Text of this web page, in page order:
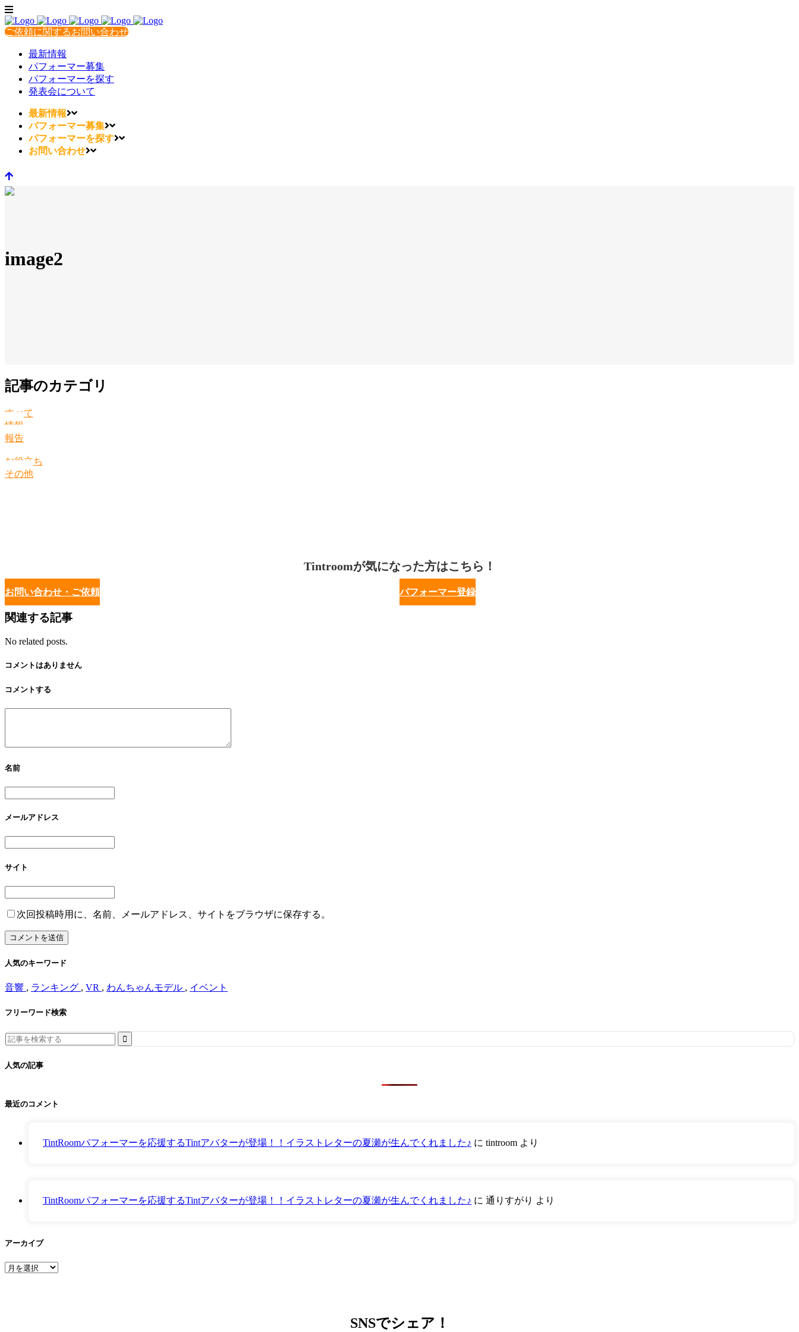
ご依頼に関するお問い合わせ
最新情報
パフォーマー募集
パフォーマーを探す
発表会について
最新情報
パフォーマー募集
パフォーマーを探す
お問い合わせ
image2
記事のカテゴリ
すべて
情報
報告
お役立ち
その他
Tintroomが気になった方はこちら！
お問い合わせ・ご依頼 パフォーマー登録
関連する記事
No related posts.
コメントはありません
コメントする
名前
メールアドレス
サイト
次回投稿時用に、名前、メールアドレス、サイトをブラウザに保存する。
人気のキーワード
音響 , ランキング , VR , わんちゃんモデル , イベント
フリーワード検索
Search
for:
人気の記事
最近のコメント
TintRoomパフォーマーを応援するTintアバターが登場！！イラストレターの夏瀬が生んでくれました♪ に tintroom より
TintRoomパフォーマーを応援するTintアバターが登場！！イラストレターの夏瀬が生んでくれました♪ に 通りすがり より
アーカイブ
ア
SNSでシェア！